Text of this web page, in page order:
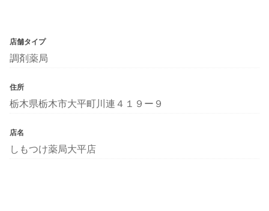
店舗タイプ
調剤薬局
住所
栃木県栃木市大平町川連４１９ー９
店名
しもつけ薬局大平店